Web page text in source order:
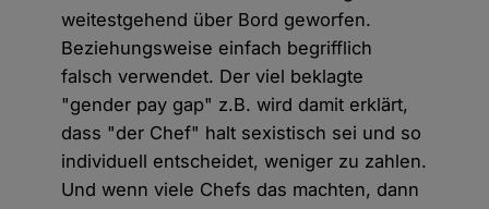
weitestgehend über Bord geworfen.
Beziehungsweise einfach begrifflich
falsch verwendet. Der viel beklagte
"gender pay gap" z.B. wird damit erklärt,
dass "der Chef" halt sexistisch sei und so
individuell entscheidet, weniger zu zahlen.
Und wenn viele Chefs das machten, dann